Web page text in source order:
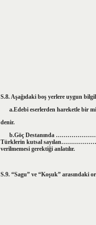
S.8. Aşağıdaki boş yerlere uygun
a.Edebi eserlerden hareketle bir
denir.
b.Göç Destanında ………………….
Türklerin kutsal sayılan………………..’ı
verilmemesi gerektiği anlatılır.
S.9. “Sagu” ve “Koşuk” arasındaki